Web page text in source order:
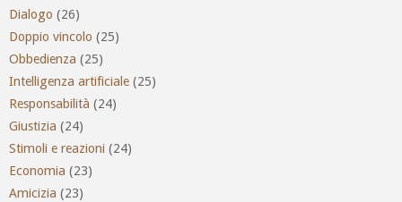
Dialogo (26)
Doppio vincolo (25)
Obbedienza (25)
Intelligenza artificiale (25)
Responsabilità (24)
Giustizia (24)
Stimoli e reazioni (24)
Economia (23)
Amicizia (23)